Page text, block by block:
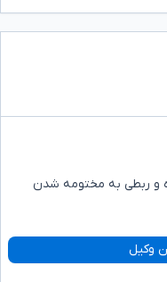
و ربطی به مختومه شدن
وکیل